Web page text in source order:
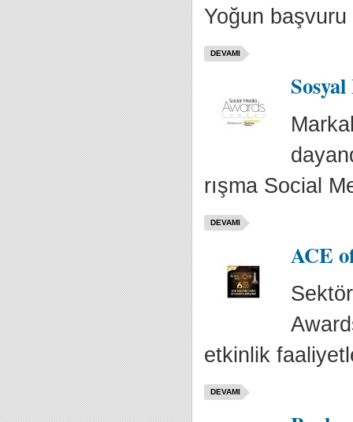
Yoğun
DEVAMI
rışma Social
DEVAMI
ACE
etkinlik
DEVAMI